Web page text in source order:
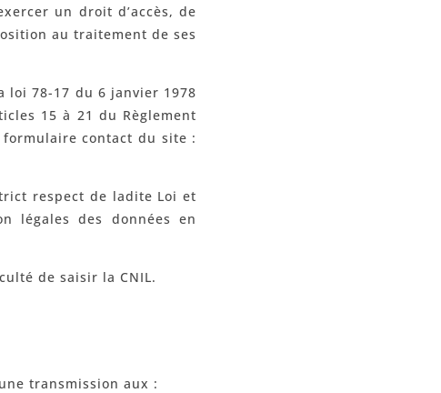
un droit d’accès, de
au traitement de ses
loi 78-17 du 6 janvier 1978
15 à 21 du Règlement
formulaire contact du site :
respect de ladite Loi et
légales des données en
de saisir la CNIL.
transmission aux :